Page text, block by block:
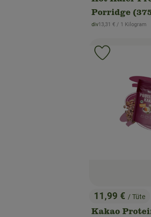
Porridge
, Herkunft:
div, Referenzpreis:
13,31 € / 1 Kilogram
, Preis:
11,99 € / Tüte
Kakao
Produkt zu